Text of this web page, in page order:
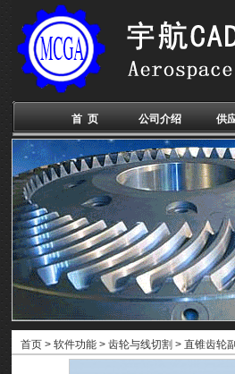
首 页 公司介绍 供
首页 > 软件功能 > 齿轮与线切割 > 直锥齿轮